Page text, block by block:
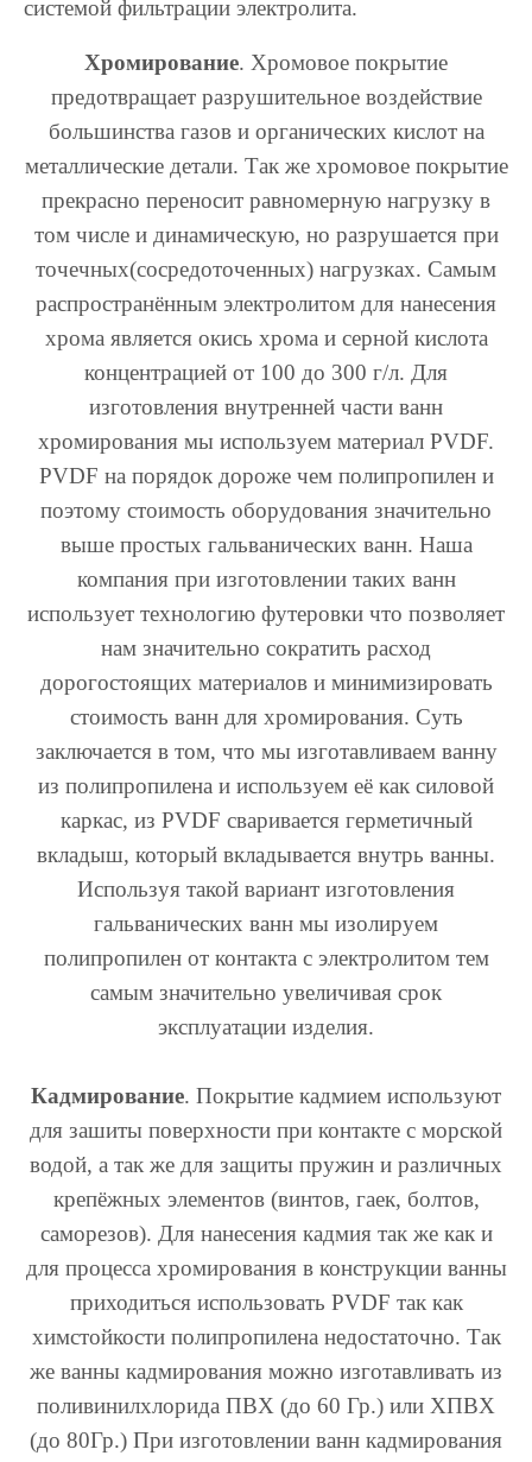
системой фильтрации электролита.
Хромирование. Хромовое покрытие
предотвращает разрушительное воздействие
большинства газов и органических кислот на
металлические детали. Так же хромовое покрытие
прекрасно переносит равномерную нагрузку в
том числе и динамическую, но разрушается при
точечных(сосредоточенных) нагрузках. Самым
распространённым электролитом для нанесения
хрома является окись хрома и серной кислота
концентрацией от 100 до 300 г/л. Для
изготовления внутренней части ванн
хромирования мы используем материал PVDF.
PVDF на порядок дороже чем полипропилен и
поэтому стоимость оборудования значительно
выше простых гальванических ванн. Наша
компания при изготовлении таких ванн
использует технологию футеровки что позволяет
нам значительно сократить расход
дорогостоящих материалов и минимизировать
стоимость ванн для хромирования. Суть
заключается в том, что мы изготавливаем ванну
из полипропилена и используем её как силовой
каркас, из PVDF сваривается герметичный
вкладыш, который вкладывается внутрь ванны.
Используя такой вариант изготовления
гальванических ванн мы изолируем
полипропилен от контакта с электролитом тем
самым значительно увеличивая срок
эксплуатации изделия.
Кадмирование. Покрытие кадмием используют
для зашиты поверхности при контакте с морской
водой, а так же для защиты пружин и различных
крепёжных элементов (винтов, гаек, болтов,
саморезов). Для нанесения кадмия так же как и
для процесса хромирования в конструкции ванны
приходиться использовать PVDF так как
химстойкости полипропилена недостаточно. Так
же ванны кадмирования можно изготавливать из
поливинилхлорида ПВХ (до 60 Гр.) или ХПВХ
(до 80Гр.) При изготовлении ванн кадмирования